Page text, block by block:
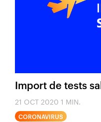
Import de tests
21 OCT 2020 1 MIN.
CORONAVIRUS